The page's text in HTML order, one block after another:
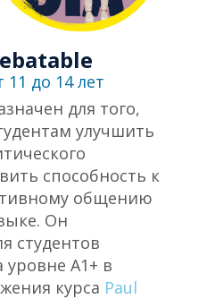
11 до 14 лет
для того,
улучшить
способность к
общению
Он
студентов
уровне А1+ в
курса Paul